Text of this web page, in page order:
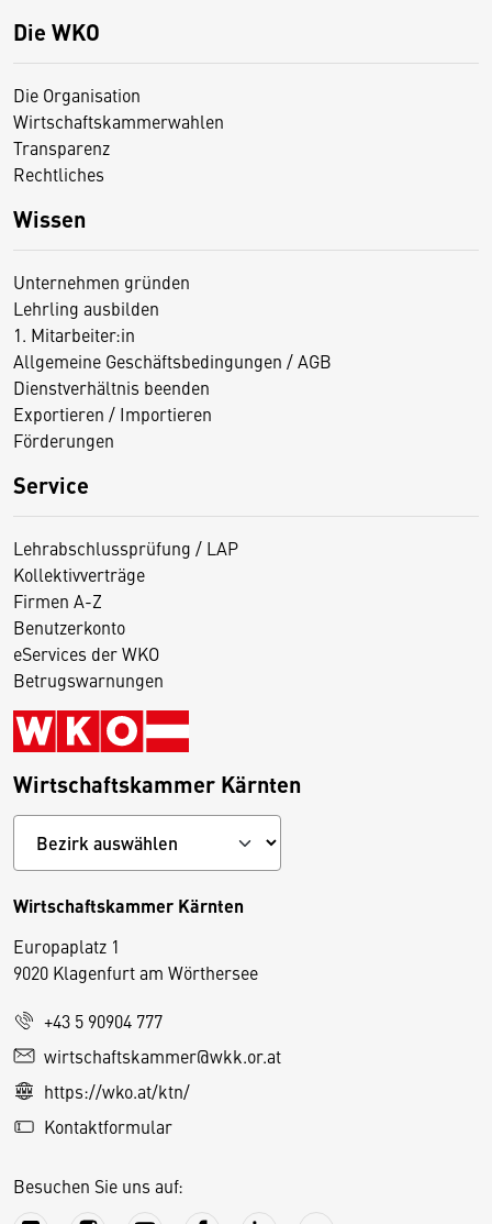
Die WKO
Die Organisation
Wirtschaftskammerwahlen
Transparenz
Rechtliches
Wissen
Unternehmen gründen
Lehrling ausbilden
1. Mitarbeiter:in
Allgemeine Geschäftsbedingungen / AGB
Dienstverhältnis beenden
Exportieren / Importieren
Förderungen
Service
Lehrabschlussprüfung / LAP
Kollektivverträge
Firmen A-Z
Benutzerkonto
eServices der WKO
Betrugswarnungen
Wirtschaftskammer Kärnten
Wirtschaftskammer Kärnten
Europaplatz 1
9020 Klagenfurt am Wörthersee
+43 5 90904 777
wirtschaftskammer@wkk.or.at
https://wko.at/ktn/
Kontaktformular
Besuchen Sie uns auf:
D
e
s
S